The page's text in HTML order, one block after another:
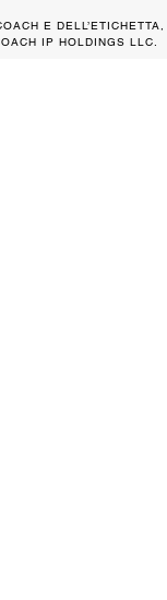
E DELL’ETICHETTA,
IP HOLDINGS LLC.